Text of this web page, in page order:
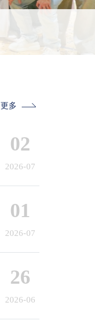
更多
02
2026-07
01
2026-07
26
2026-06